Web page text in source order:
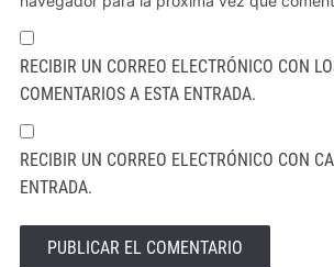
RECIBIR UN CORREO ELECTRÓNICO CON
COMENTARIOS A ESTA ENTRADA.
RECIBIR UN CORREO ELECTRÓNICO CON
ENTRADA.